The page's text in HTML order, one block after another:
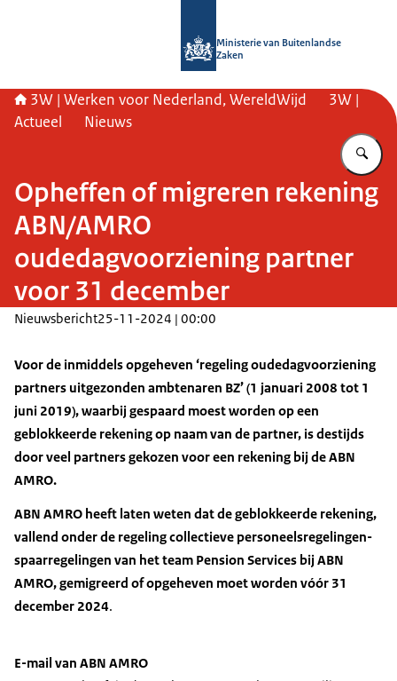
Ministerie van Buitenlandse
Zaken
3W | Werken voor Nederland, WereldWijd
3W |
Actueel
Nieuws
Opheffen of migreren rekening
ABN/AMRO
oudedagvoorziening partner
voor 31 december
Nieuwsbericht25-11-2024 | 00:00
Voor de inmiddels opgeheven ‘regeling oudedagvoorziening
partners uitgezonden ambtenaren BZ’ (1 januari 2008 tot 1
juni 2019), waarbij gespaard moest worden op een
geblokkeerde rekening op naam van de partner, is destijds
door veel partners gekozen voor een rekening bij de ABN
AMRO.
ABN AMRO heeft laten weten dat de geblokkeerde rekening,
vallend onder de regeling collectieve personeelsregelingen-
spaarregelingen van het team Pension Services bij ABN
AMRO, gemigreerd of opgeheven moet worden vóór 31
december 2024.
E-mail van ABN AMRO